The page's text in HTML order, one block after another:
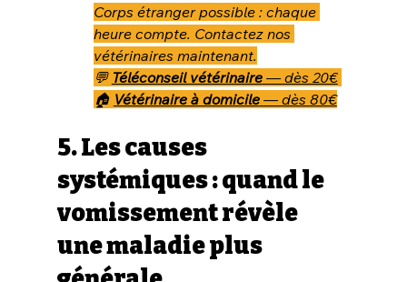
Corps étranger possible : chaque
heure compte. Contactez nos
vétérinaires maintenant.
💬 Téléconseil vétérinaire — dès 20€
🏠 Vétérinaire à domicile — dès 80€
5. Les causes
systémiques : quand le
vomissement révèle
une maladie plus